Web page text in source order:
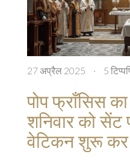
27 अप्रैल 2025 · 5
पोप फ्राँसिस
शनिवार को सेंट
वेटिकन शुरू कर